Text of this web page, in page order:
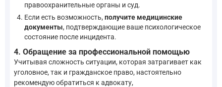
правоохранительные органы и суд.
Если есть возможность, получите медицинские
документы, подтверждающие ваше психологическое
состояние после инцидента.
4. Обращение за профессиональной помощью
Учитывая сложность ситуации, которая затрагивает как
уголовное, так и гражданское право, настоятельно
рекомендую обратиться к адвокату,